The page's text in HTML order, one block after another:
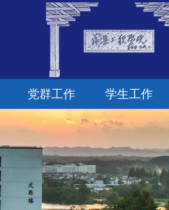
党群工作 学生工作